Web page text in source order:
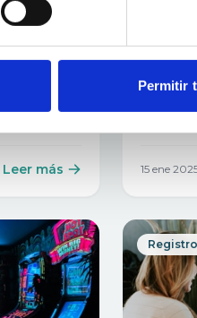
Permitir
es la
Leer más
NOW
NOW
15 ene
Registro